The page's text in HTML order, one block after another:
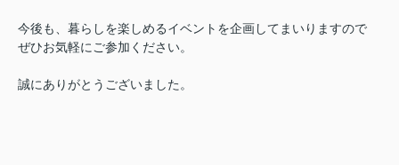
今後も、暮らしを楽しめるイベントを企画してまいりますので
ぜひお気軽にご参加ください。
誠にありがとうございました。